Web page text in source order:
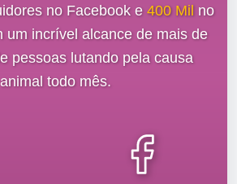
no Facebook e 400 Mil no
um incrível alcance de mais de
pessoas lutando pela causa
animal todo mês.